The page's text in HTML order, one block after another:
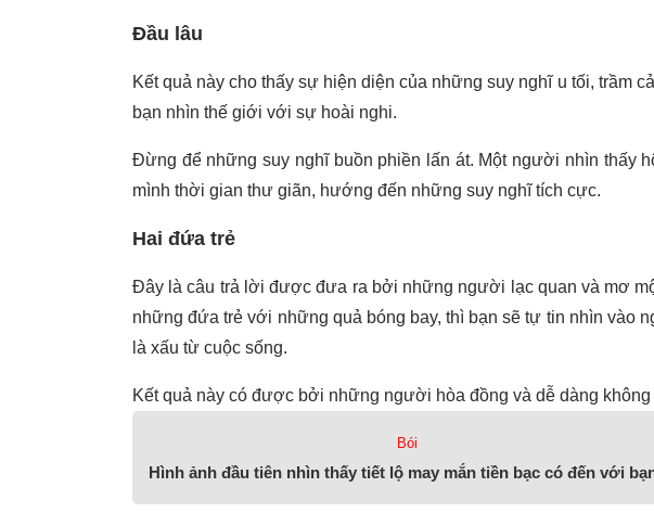
Đầu lâu
Kết quả này cho thấy sự hiện diện của những suy nghĩ u tối, trầm
bạn nhìn thế giới với sự hoài nghi.
Đừng để những suy nghĩ buồn phiền lấn át. Một người nhìn thấy
mình thời gian thư giãn, hướng đến những suy nghĩ tích cực.
Hai đứa trẻ
Đây là câu trả lời được đưa ra bởi những người lạc quan và mơ
những đứa trẻ với những quả bóng bay, thì bạn sẽ tự tin nhìn vào
là xấu từ cuộc sống.
Kết quả này có được bởi những người hòa đồng và dễ dàng không
Bói
Hình ảnh đầu tiên nhìn thấy tiết lộ may mắn tiền bạc có đến với